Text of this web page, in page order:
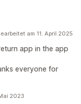
am 11. April 2025
app in the app
everyone for
2023